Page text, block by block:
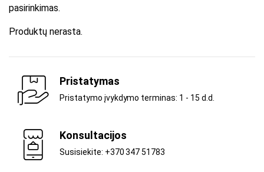
pasirinkimas.
Produktų nerasta.
Pristatymas
Pristatymo įvykdymo terminas: 1 - 15 d.d.
Konsultacijos
Susisiekite: +370 347 51783